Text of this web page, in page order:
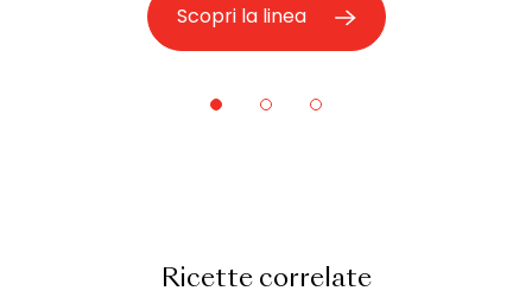
Scopri la linea
Ricette correlate